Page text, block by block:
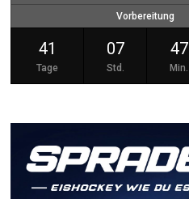
Vorbereitung
41
Tage
07
Std.
47
Min.